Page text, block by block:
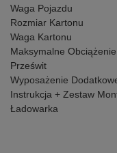
Waga Pojazdu
Rozmiar Kartonu
Waga Kartonu
Maksymalne Obciążenie
Prześwit
Wyposażenie
Instrukcja + Zestaw
Ładowarka